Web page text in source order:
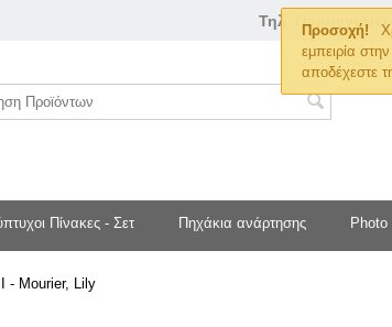
Προσοχή!
εμπειρία
αποδέχεστε
Τηλ. Παραγγελιών
Πίνακες - Σετ Πηχάκια ανάρτησης
- Mourier, Lily